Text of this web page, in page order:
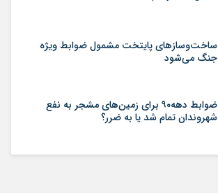
ساخت‌وسازهای پایتخت مشمول ضوابط ویژه
جنگ می‌شود
ضوابط دهه۹۰ برای زمین‌های مشجر به نفع
شهروندان تمام شد یا به ضرر؟